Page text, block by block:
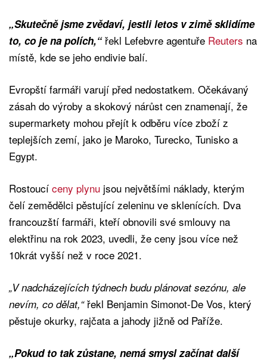
„Skutečně jsme zvědaví, jestli letos v zimě sklidíme
to, co je na polích,“řekl Lefebvre agentuře Reuters na
místě, kde se jeho endivie balí.
Evropští farmáři varují před nedostatkem. Očekávaný
zásah do výroby a skokový nárůst cen znamenají, že
supermarkety mohou přejít k odběru více zboží z
teplejších zemí, jako je Maroko, Turecko, Tunisko a
Egypt.
Rostoucí ceny plynu jsou největšími náklady, kterým
čelí zemědělci pěstující zeleninu ve sklenících. Dva
francouzští farmáři, kteří obnovili své smlouvy na
elektřinu na rok 2023, uvedli, že ceny jsou více než
10krát vyšší než v roce 2021.
„V nadcházejících týdnech budu plánovat sezónu, ale
nevím, co dělat,“řekl Benjamin Simonot-De Vos, který
pěstuje okurky, rajčata a jahody jižně od Paříže.
„Pokud to tak zůstane, nemá smysl začínat další